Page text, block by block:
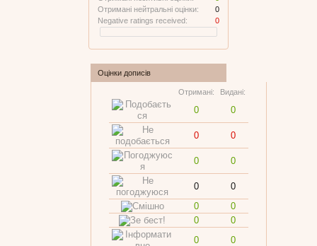
Отримані нейтральні оцінки:
0
Negative ratings received:
0
Оцінки дописів
Отримані: Видані:
0 0
0 0
0 0
0
0
0
0
0
0
0
0